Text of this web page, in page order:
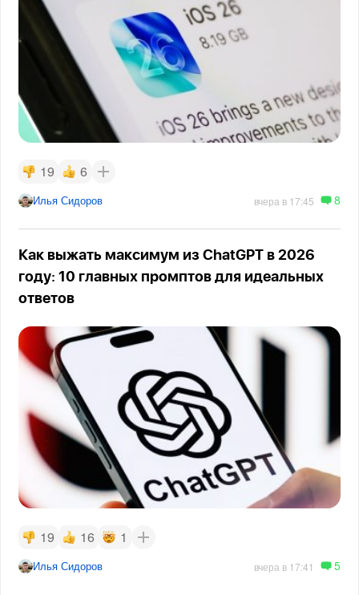
19 6
Илья Сидоров вчера в 17:45 8
Как выжать максимум из ChatGPT в 2026
году: 10 главных промптов для идеальных
ответов
19 16 1
Илья Сидоров вчера в 17:41 5